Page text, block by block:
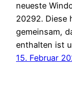
neueste
20292. Diese
gemeinsam,
enthalten ist
15. Februar